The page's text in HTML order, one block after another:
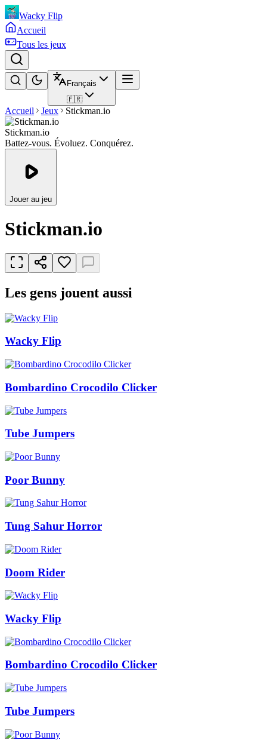
Wacky Flip
Accueil
Tous les jeux
Français
🇫🇷
Accueil Jeux Stickman.io
Stickman.io
Battez-vous. Évoluez. Conquérez.
Jouer au jeu
Stickman.io
Les gens jouent aussi
Wacky Flip
Bombardino Crocodilo Clicker
Tube Jumpers
Poor Bunny
Tung Sahur Horror
Doom Rider
Wacky Flip
Bombardino Crocodilo Clicker
Tube Jumpers